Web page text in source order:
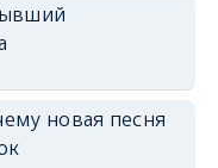
новая песня